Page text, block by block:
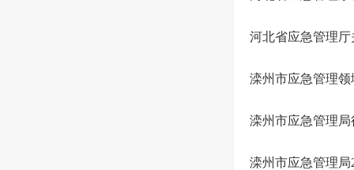
河北省应急管理
滦州市应急管理
滦州市应急管理
滦州市应急管理